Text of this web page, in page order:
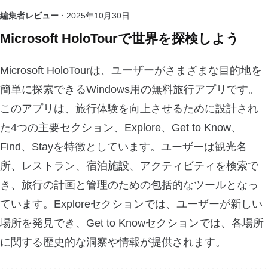
編集者レビュー · 2025年10月30日
Microsoft HoloTourで世界を探検しよう
Microsoft HoloTourは、ユーザーがさまざまな目的地を
簡単に探索できるWindows用の無料旅行アプリです。
このアプリは、旅行体験を向上させるために設計され
た4つの主要セクション、Explore、Get to Know、
Find、Stayを特徴としています。ユーザーは観光名
所、レストラン、宿泊施設、アクティビティを検索で
き、旅行の計画と管理のための包括的なツールとなっ
ています。Exploreセクションでは、ユーザーが新しい
場所を発見でき、Get to Knowセクションでは、各場所
に関する歴史的な洞察や情報が提供されます。